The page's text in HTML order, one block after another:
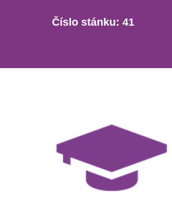
Číslo stánku: 41